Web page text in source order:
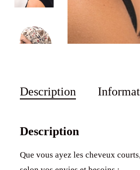
Description
Description
Que vous ayez les cheveux